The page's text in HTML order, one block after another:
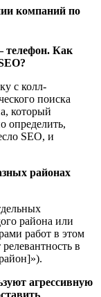
компаний по
Как
с колл-
поиска
который
определить,
SEO, и
районах
района или
работ в этом
в
агрессивную